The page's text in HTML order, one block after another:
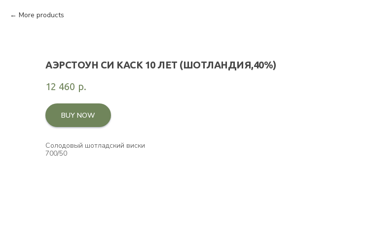
More products
АЭРСТОУН СИ КАСК 10 ЛЕТ (ШОТЛАНДИЯ,40%)
12 460 р.
BUY NOW
Солодовый шотладский виски
700/50